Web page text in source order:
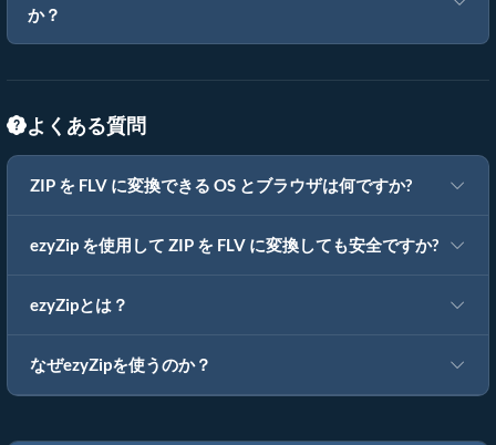
か？
よくある質問
ZIP を FLV に変換できる OS とブラウザは何ですか?
ezyZip を使用して ZIP を FLV に変換しても安全ですか?
ezyZipとは？
なぜezyZipを使うのか？